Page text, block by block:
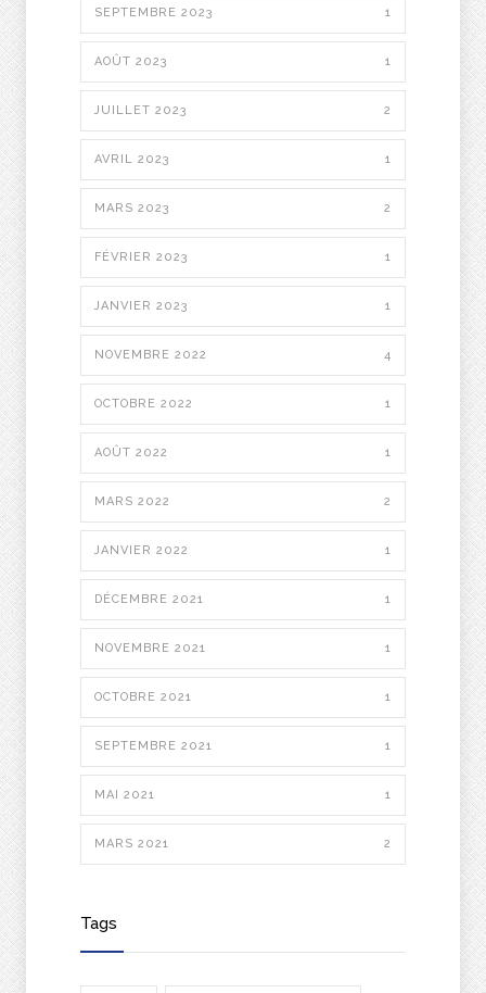
SEPTEMBRE 2023 1
AOÛT 2023 1
JUILLET 2023 2
AVRIL 2023 1
MARS 2023 2
FÉVRIER 2023 1
JANVIER 2023 1
NOVEMBRE 2022 4
OCTOBRE 2022 1
AOÛT 2022 1
MARS 2022 2
JANVIER 2022 1
DÉCEMBRE 2021 1
NOVEMBRE 2021 1
OCTOBRE 2021 1
SEPTEMBRE 2021 1
MAI 2021 1
MARS 2021 2
Tags